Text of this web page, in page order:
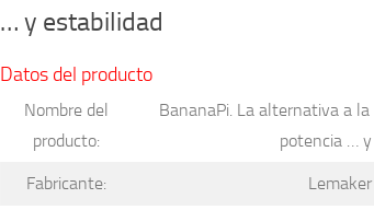
… y estabilidad
Datos del producto
Nombre del
producto:
BananaPi. La alternativa a
potencia …
Fabricante: